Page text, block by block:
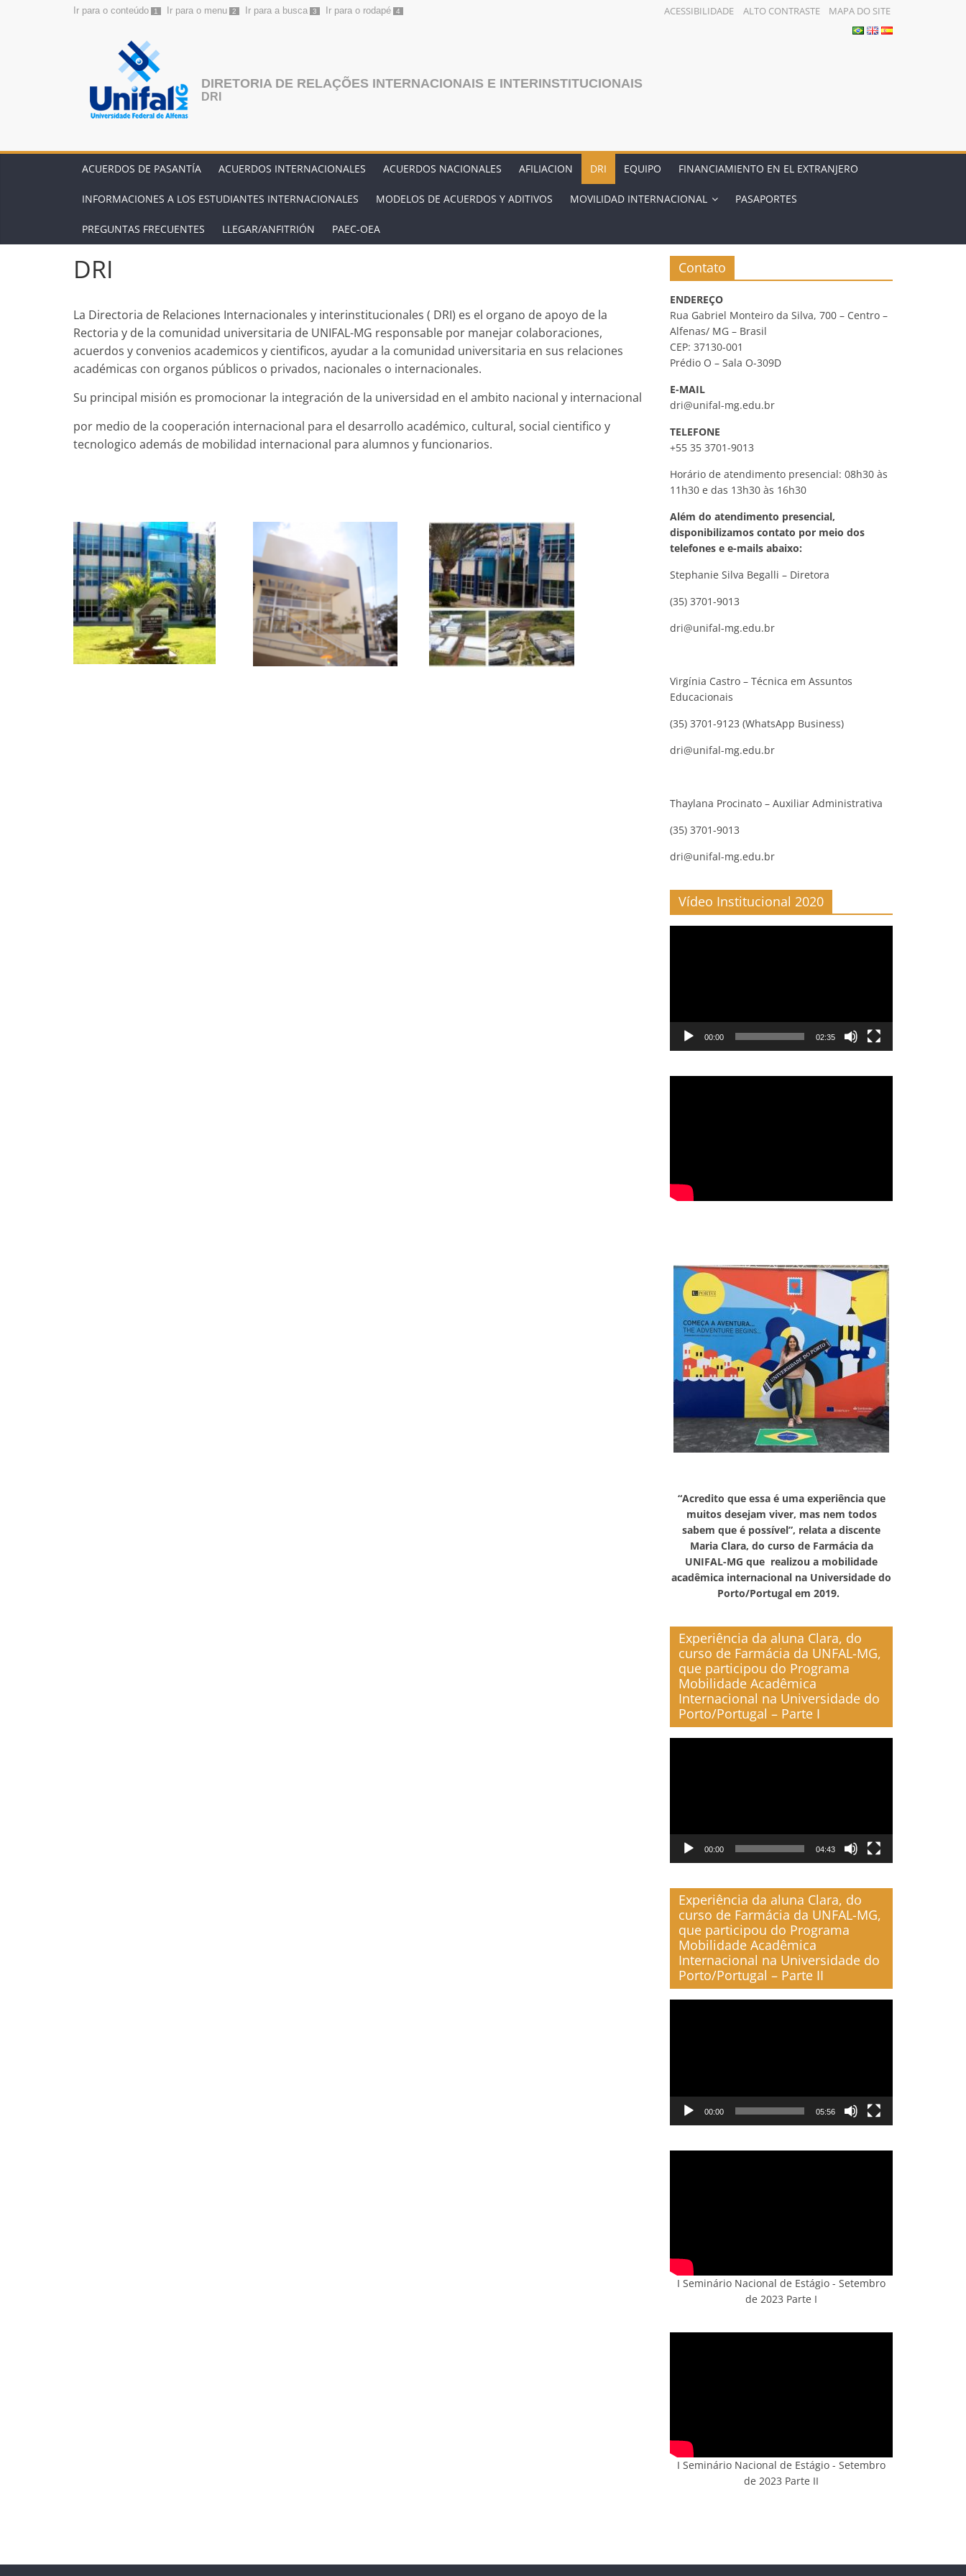
Ir para o conteúdo 1 Ir para o menu 2 Ir para a busca 3 Ir para o rodapé 4 ACESSIBILIDADE ALTO CONTRASTE MAPA DO SITE
DIRETORIA DE RELAÇÕES INTERNACIONAIS E INTERINSTITUCIONAIS
DRI
ACUERDOS DE PASANTÍA ACUERDOS INTERNACIONALES ACUERDOS NACIONALES AFILIACION DRI EQUIPO FINANCIAMIENTO EN EL EXTRANJERO
INFORMACIONES A LOS ESTUDIANTES INTERNACIONALES MODELOS DE ACUERDOS Y ADITIVOS MOVILIDAD INTERNACIONAL PASAPORTES
PREGUNTAS FRECUENTES LLEGAR/ANFITRIÓN PAEC-OEA
DRI
La Directoria de Relaciones Internacionales y interinstitucionales ( DRI) es el organo de apoyo de la
Rectoria y de la comunidad universitaria de UNIFAL-MG responsable por manejar colaboraciones,
acuerdos y convenios academicos y cientificos, ayudar a la comunidad universitaria en sus relaciones
académicas con organos públicos o privados, nacionales o internacionales.
Su principal misión es promocionar la integración de la universidad en el ambito nacional y internacional
por medio de la cooperación internacional para el desarrollo académico, cultural, social cientifico y
tecnologico además de mobilidad internacional para alumnos y funcionarios.
Contato
ENDEREÇO
Rua Gabriel Monteiro da Silva, 700 – Centro –
Alfenas/ MG – Brasil
CEP: 37130-001
Prédio O – Sala O-309D
E-MAIL
dri@unifal-mg.edu.br
TELEFONE
+55 35 3701-9013
Horário de atendimento presencial: 08h30 às
11h30 e das 13h30 às 16h30
Além do atendimento presencial,
disponibilizamos contato por meio dos
telefones e e-mails abaixo:
Stephanie Silva Begalli – Diretora
(35) 3701-9013
dri@unifal-mg.edu.br
Virgínia Castro – Técnica em Assuntos
Educacionais
(35) 3701-9123 (WhatsApp Business)
dri@unifal-mg.edu.br
Thaylana Procinato – Auxiliar Administrativa
(35) 3701-9013
dri@unifal-mg.edu.br
Vídeo Institucional 2020
00:00 02:35
“Acredito que essa é uma experiência que
muitos desejam viver, mas nem todos
sabem que é possível”, relata a discente
Maria Clara, do curso de Farmácia da
UNIFAL-MG que realizou a mobilidade
acadêmica internacional na Universidade do
Porto/Portugal em 2019.
Experiência da aluna Clara, do
curso de Farmácia da UNFAL-MG,
que participou do Programa
Mobilidade Acadêmica
Internacional na Universidade do
Porto/Portugal – Parte I
00:00 04:43
Experiência da aluna Clara, do
curso de Farmácia da UNFAL-MG,
que participou do Programa
Mobilidade Acadêmica
Internacional na Universidade do
Porto/Portugal – Parte II
00:00 05:56
I Seminário Nacional de Estágio - Setembro
de 2023 Parte I
I Seminário Nacional de Estágio - Setembro
de 2023 Parte II